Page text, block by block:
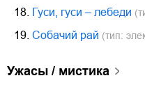
18. Гуси, гуси – лебеди
19. Собачий рай (тип:
ужасы / мистика